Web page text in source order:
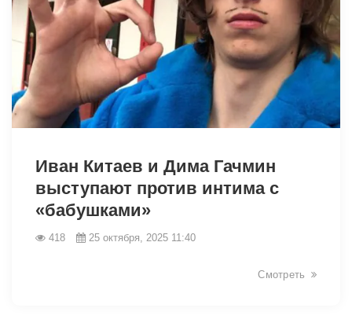
Иван Китаев и Дима Гачмин
выступают против интима с
«бабушками»
418 25 октября, 2025 11:40
Смотреть